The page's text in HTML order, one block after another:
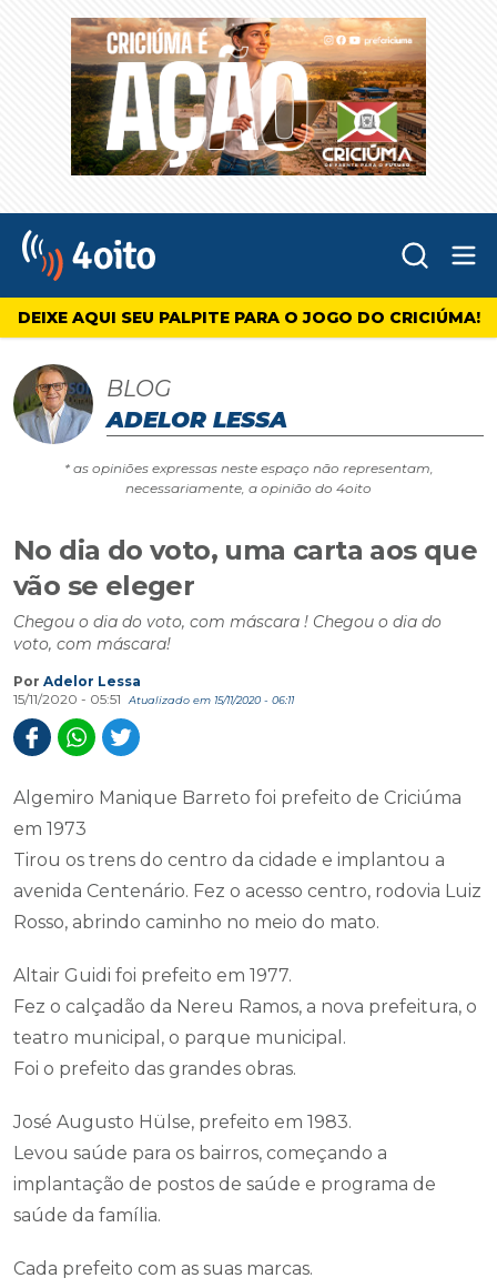
4oito
DEIXE AQUI SEU PALPITE PARA O JOGO DO CRICIÚMA!
BLOG
ADELOR LESSA
* as opiniões expressas neste espaço não representam,
necessariamente, a opinião do 4oito
No dia do voto, uma carta aos que
vão se eleger
Chegou o dia do voto, com máscara ! Chegou o dia do
voto, com máscara!
Por Adelor Lessa
15/11/2020 - 05:51
Atualizado em 15/11/2020 - 06:11
Algemiro Manique Barreto foi prefeito de Criciúma
em 1973
Tirou os trens do centro da cidade e implantou a
avenida Centenário. Fez o acesso centro, rodovia Luiz
Rosso, abrindo caminho no meio do mato.
Altair Guidi foi prefeito em 1977.
Fez o calçadão da Nereu Ramos, a nova prefeitura, o
teatro municipal, o parque municipal.
Foi o prefeito das grandes obras.
José Augusto Hülse, prefeito em 1983.
Levou saúde para os bairros, começando a
implantação de postos de saúde e programa de
saúde da família.
Cada prefeito com as suas marcas.